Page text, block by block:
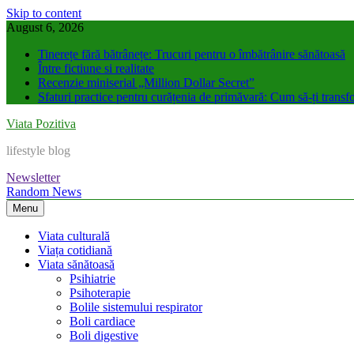
Skip to content
August 6, 2026
Tinerețe fără bătrânețe: Trucuri pentru o îmbătrânire sănătoasă
Între fictiune si realitate
Recenzie miniserial „Million Dollar Secret”
Sfaturi practice pentru curățenia de primăvară: Cum să-ți
Viata Pozitiva
lifestyle blog
Newsletter
Random News
Menu
Viata culturală
Viața cotidiană
Viata sănătoasă
Psihiatrie
Psihoterapie
Bolile sistemului respirator
Boli cardiace
Boli digestive